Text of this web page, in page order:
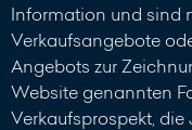
Information und sind
Verkaufsangebote
Angebots zur
Website genannten
Verkaufsprospekt,